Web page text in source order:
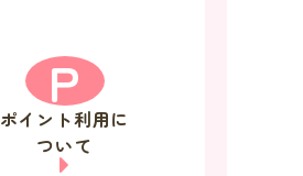
P
ポイント利用に
ついて